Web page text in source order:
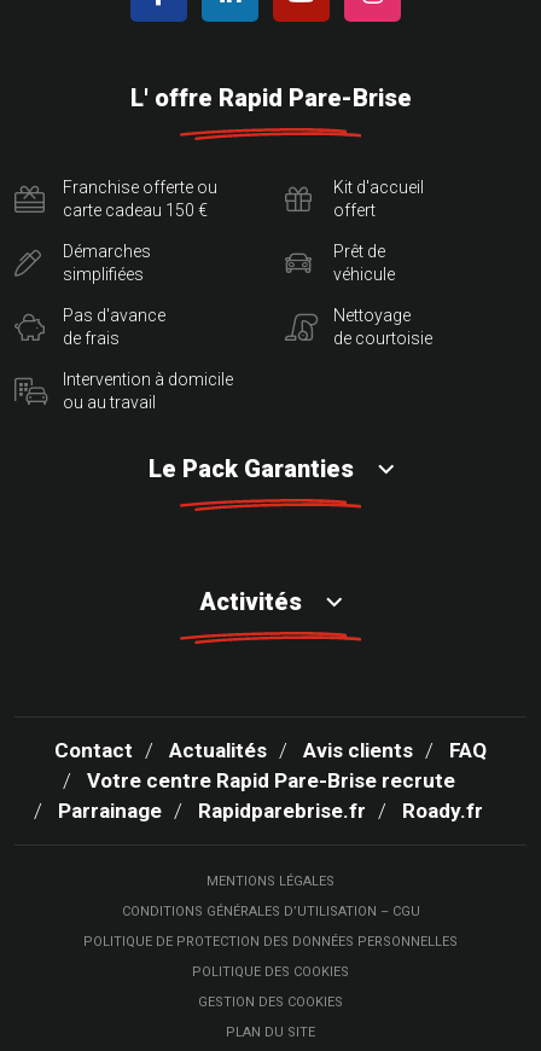
L' offre Rapid Pare-Brise
Franchise offerte ou
carte cadeau 150 €
Démarches
simplifiées
Pas d'avance
de frais
Intervention à domicile
ou au travail
Kit d'accueil
offert
Prêt de
véhicule
Nettoyage
de courtoisie
Le Pack Garanties
Activités
Contact Actualités Avis clients
FAQ
Votre centre Rapid Pare-Brise recrute
Parrainage
Rapidparebrise.fr Roady.fr
MENTIONS LÉGALES
CONDITIONS GÉNÉRALES D’UTILISATION – CGU
POLITIQUE DE PROTECTION DES DONNÉES PERSONNELLES
POLITIQUE DES COOKIES
GESTION DES COOKIES
PLAN DU SITE